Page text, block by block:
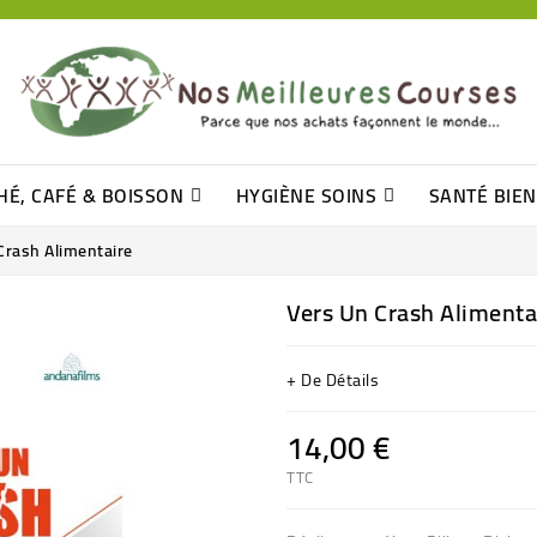
CAFÉ & BOISSON HYGIÈNE SOINS SANTÉ
Alimentaire
Vers Un Crash
+ De Détails
14,00 €
TTC